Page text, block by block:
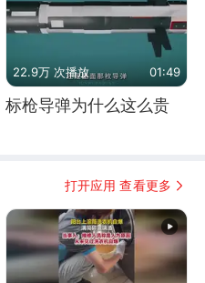
22.9万 次播放 01:49
标枪导弹为什么这么贵
打开应用 查看更多